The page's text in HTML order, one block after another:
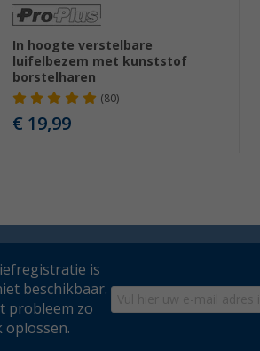
In hoogte verstelbare
luifelbezem met kunststof
borstelharen
(80)
€ 19,99
is
beschikbaar.
probleem zo
oplossen.